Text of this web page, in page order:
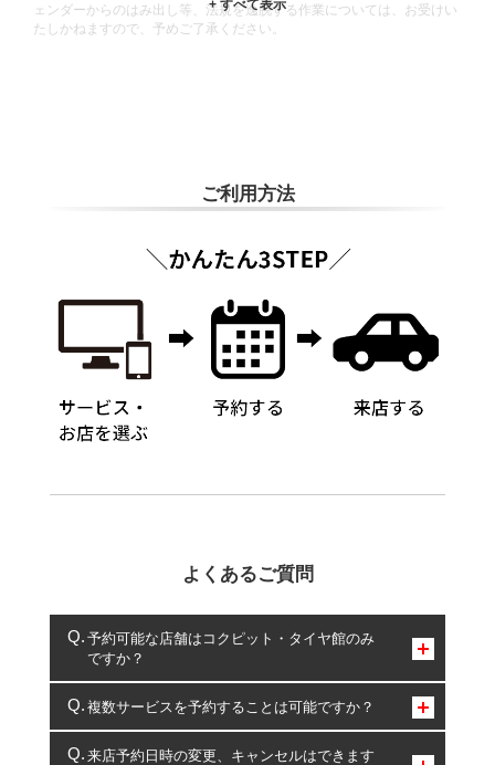
ェンダーからのはみ出し等、法規を逸脱する作業については、お受けい
たしかねますので、予めご了承ください。
ご利用方法
よくあるご質問
予約可能な店舗はコクピット・タイヤ館のみ
ですか？
コクピット・タイヤ館のみとなります。
複数サービスを予約することは可能ですか？
複数サービスのご予約は可能です。
来店予約日時の変更、キャンセルはできます